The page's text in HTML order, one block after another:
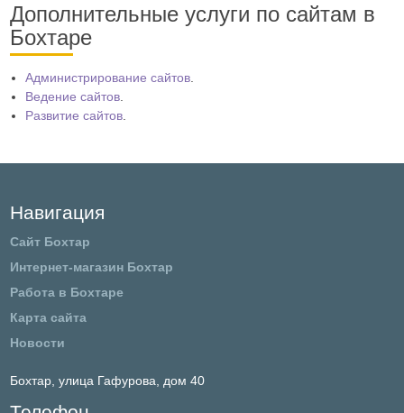
Дополнительные услуги по сайтам в
Бохтаре
Администрирование сайтов
Ведение сайтов
Развитие сайтов
Навигация
Сайт Бохтар
Интернет-магазин Бохтар
Работа в Бохтаре
Карта сайта
Новости
Бохтар, улица Гафурова, дом 40